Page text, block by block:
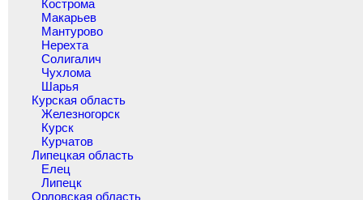
Кострома
Макарьев
Мантурово
Нерехта
Солигалич
Чухлома
Шарья
Курская область
Железногорск
Курск
Курчатов
Липецкая область
Елец
Липецк
Орловская область